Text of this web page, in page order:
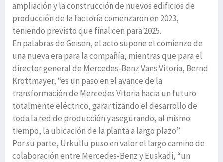
ampliación y la construcción de nuevos edificios de
producción de la factoría comenzaron en 2023,
teniendo previsto que finalicen para 2025.
En palabras de Geisen, el acto supone el comienzo de
una nueva era para la compañía, mientras que para el
director general de Mercedes-Benz Vans Vitoria, Bernd
Krottmayer, “es un paso en el avance de la
transformación de Mercedes Vitoria hacia un futuro
totalmente eléctrico, garantizando el desarrollo de
toda la red de producción y asegurando, al mismo
tiempo, la ubicación de la planta a largo plazo”.
Por su parte, Urkullu puso en valor el largo camino de
colaboración entre Mercedes-Benz y Euskadi, “un